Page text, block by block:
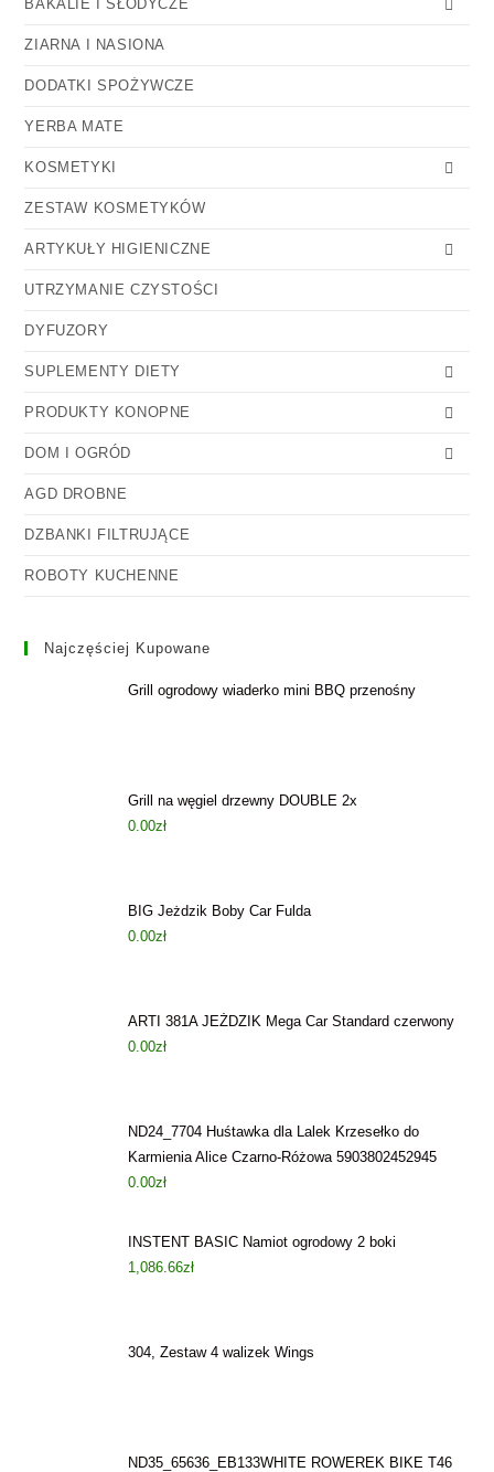
BAKALIE I SŁODYCZE
ZIARNA I NASIONA
DODATKI SPOŻYWCZE
YERBA MATE
KOSMETYKI
ZESTAW KOSMETYKÓW
ARTYKUŁY HIGIENICZNE
UTRZYMANIE CZYSTOŚCI
DYFUZORY
SUPLEMENTY DIETY
PRODUKTY KONOPNE
DOM I OGRÓD
AGD DROBNE
DZBANKI FILTRUJĄCE
ROBOTY KUCHENNE
Najczęściej Kupowane
Grill ogrodowy wiaderko mini BBQ przenośny
Grill na węgiel drzewny DOUBLE 2x
0.00zł
BIG Jeżdzik Boby Car Fulda
0.00zł
ARTI 381A JEŻDZIK Mega Car Standard czerwony
0.00zł
ND24_7704 Huśtawka dla Lalek Krzesełko do
Karmienia Alice Czarno-Różowa 5903802452945
0.00zł
INSTENT BASIC Namiot ogrodowy 2 boki
1,086.66zł
304, Zestaw 4 walizek Wings
ND35_65636_EB133WHITE ROWEREK BIKE T46